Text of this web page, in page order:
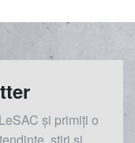
și primiți o
știri și